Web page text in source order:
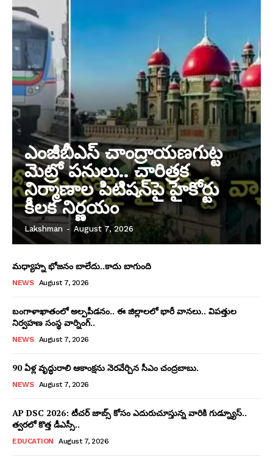
ఎంజీబీఎస్ చాంద్రాయణగుట్ట
మెట్రో పనులు.. చారిత్రక
నిర్మాణాల పిటిషన్‌పై హైకోర్టు
కీలక నిర్ణయం
Lakshman - August 7, 2026
మధ్యాహ్న భోజనం బాలేదు..కాదు బాగుంది
NEWS August 7, 2026
బంగాళాఖాతంలో అల్పపీడనం.. ఈ జిల్లాలలో భారీ వానలు.. విపత్తుల
నిర్వహణ సంస్థ వార్నింగ్..
NEWS August 7, 2026
90 ఏళ్ల వృద్ధురాలి ఆకాంక్షను నెరవేర్చిన సీఎం చంద్రబాబు.
NEWS August 7, 2026
AP DSC 2026: టీచర్ జాబ్స్ కోసం ఎదురుచూస్తున్న వారికి గుడ్న్యూస్..
త్వరలో కొత్త డీఎస్సీ..
EDUCATION August 7, 2026